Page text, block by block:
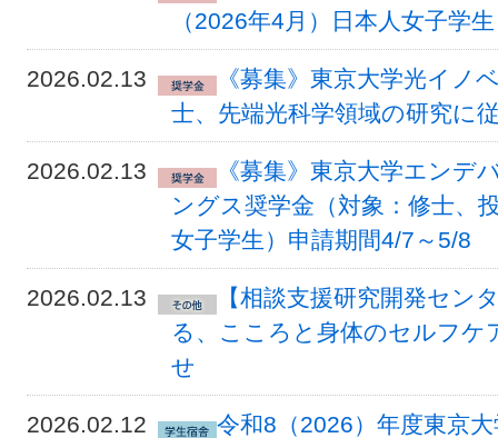
（2026年4月）日本人女子学
2026.02.13
《募集》東京大学光イノ
士、先端光科学領域の研究に
2026.02.13
《募集》東京大学エンデ
ングス奨学金（対象：修士、
女子学生）申請期間4/7～5/8
2026.02.13
【相談支援研究開発セン
る、こころと身体のセルフケ
せ
2026.02.12
令和8（2026）年度東京